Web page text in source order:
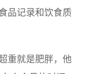
品记录和饮食质
重就是肥胖，他